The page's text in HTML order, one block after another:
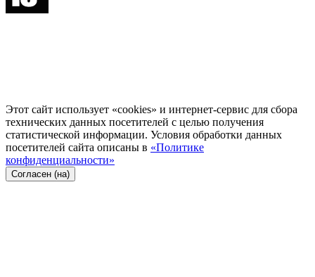
Этот сайт использует «cookies» и интернет-сервис для сбора
технических данных посетителей с целью получения
статистической информации. Условия обработки данных
посетителей сайта описаны в «Политике
конфиденциальности»
Согласен (на)